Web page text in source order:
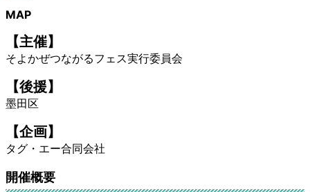
ン
リ
ン
ク
MAP
【主催】
そよかぜつながるフェス実行委員会
【後援】
墨田区
【企画】
タグ・エー合同会社
開催概要